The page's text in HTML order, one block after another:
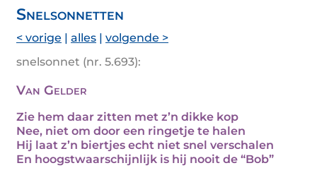
Snelsonnetten
< vorige | alles | volgende >
snelsonnet (nr. 5.693):
Van Gelder
Zie hem daar zitten met z’n dikke kop
Nee, niet om door een ringetje te halen
Hij laat z’n biertjes echt niet snel verschalen
En hoogstwaarschijnlijk is hij nooit de “Bob”